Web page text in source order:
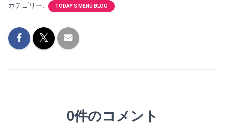
カテゴリー: TODAY'S MENU BLOG
0件のコメント